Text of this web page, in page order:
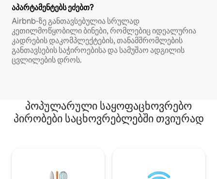
აპარტამენტებს ეძებთ?
Airbnb‑ზე განთავსებულია სრულად
კეთილმოწყობილი ბინები, რომლებიც იდეალურია
კადრების დაკომპლექტების, თანამშრომლების
განთავსების საჭიროებისა და სამუშაო ადგილის
ცვლილების დროს.
პოპულარული საყოფაცხოვრებო
პირობები საცხოვრებლებში თვიურად